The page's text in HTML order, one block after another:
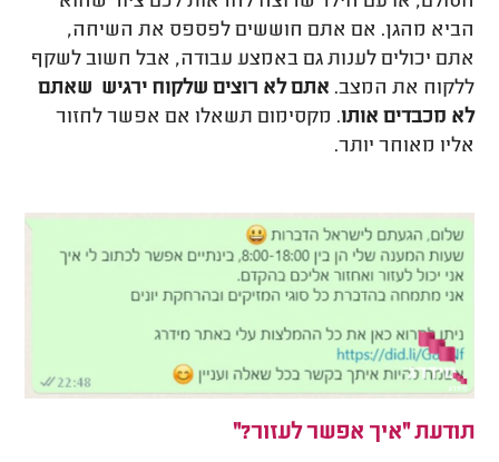
הביא מהגן. אם אתם חוששים לפספס את השיחה,
אתם יכולים לענות גם באמצע עבודה, אבל חשוב לשקף
ללקוח את המצב. אתם לא רוצים שלקוח ירגיש שאתם
לא מכבדים אותו. מקסימום תשאלו אם אפשר לחזור
אליו מאוחר יותר.
תודעת "איך אפשר לעזור?"